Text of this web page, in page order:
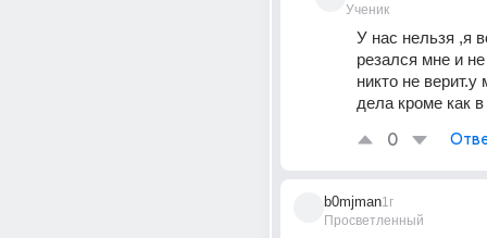
Ученик
У нас нельзя ,я
резался мне и
никто не верит.у
дела кроме как
0
b0mjman
Просветленный
1г